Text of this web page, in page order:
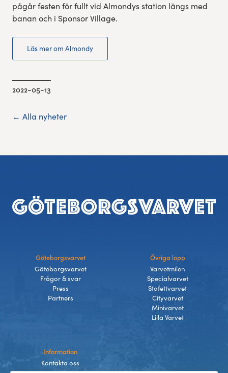
pågår festen för fullt vid Almondys station längs med
banan och i Sponsor Village.
Läs mer om Almondy
2022-05-13
← Alla nyheter
Sidfot
Göteborgsvarvet
Göteborgsvarvet
Frågor & svar
Press
Partners
Övriga lopp
Varvetmilen
Specialvarvet
Stafettvarvet
Cityvarvet
Minivarvet
Lilla Varvet
Information
Kontakta oss